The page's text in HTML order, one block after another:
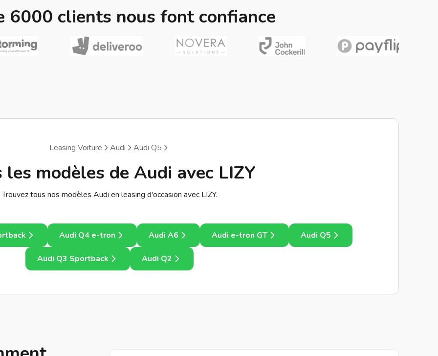
6000 clients nous font confiance
Leasing Voiture Audi Audi Q5
les modèles de Audi avec LIZY
Trouvez tous nos modèles Audi en leasing d'occasion avec LIZY.
Audi Q4 e-tron Audi A6 Audi e-tron GT Audi Q5
Audi Q3 Sportback Audi Q2